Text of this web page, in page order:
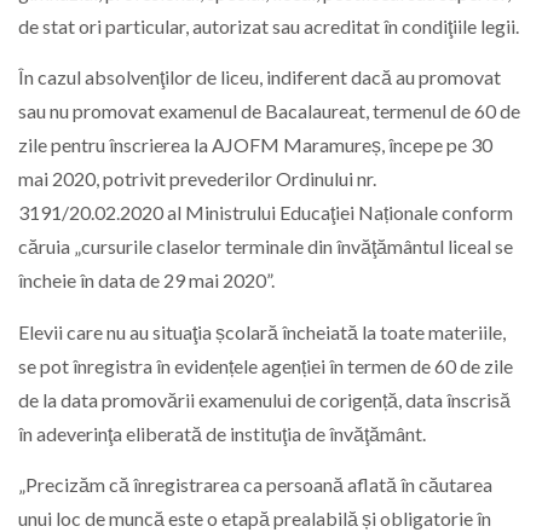
de stat ori particular, autorizat sau acreditat în condiţiile legii.
În cazul absolvenţilor de liceu, indiferent dacă au promovat
sau nu promovat examenul de Bacalaureat, termenul de 60 de
zile pentru înscrierea la AJOFM Maramureș, începe pe 30
mai 2020, potrivit prevederilor Ordinului nr.
3191/20.02.2020 al Ministrului Educaţiei Naționale conform
căruia „cursurile claselor terminale din învăţământul liceal se
încheie în data de 29 mai 2020”.
Elevii care nu au situaţia școlară încheiată la toate materiile,
se pot înregistra în evidențele agenției în termen de 60 de zile
de la data promovării examenului de corigență, data înscrisă
în adeverinţa eliberată de instituţia de învăţământ.
„Precizăm că înregistrarea ca persoană aflată în căutarea
unui loc de muncă este o etapă prealabilă și obligatorie în